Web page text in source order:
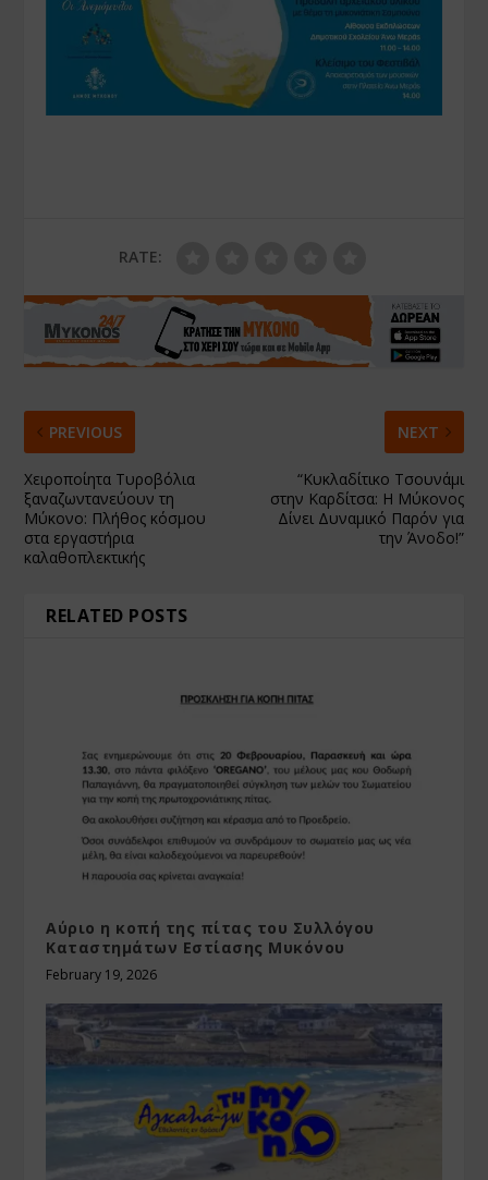
RATE:
PREVIOUS
Χειροποίητα Τυροβόλια
ξαναζωντανεύουν τη
Μύκονο: Πλήθος κόσμου
στα εργαστήρια
καλαθοπλεκτικής
NEXT
“Κυκλαδίτικο Τσουνάμι
στην Καρδίτσα: Η Μύκονος
Δίνει Δυναμικό Παρόν για
την Άνοδο!”
RELATED POSTS
Αύριο η κοπή της πίτας του Συλλόγου
Καταστημάτων Εστίασης Μυκόνου
February 19, 2026